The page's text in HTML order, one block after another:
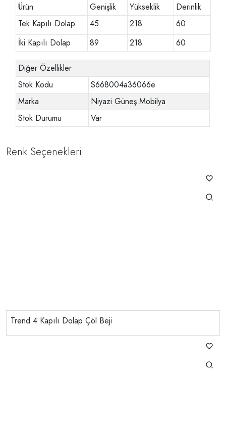
Ürün Genişlik Yükseklik
Derinlik
Tek Kapılı Dolap
45 218
60
İki Kapılı Dolap
89 218 60
Diğer Özellikler
Stok Kodu
S668004a36066e
Marka
Niyazi Güneş Mobilya
Stok Durumu
Var
Renk Seçenekleri
Trend 4 Kapılı Dolap Çöl Beji